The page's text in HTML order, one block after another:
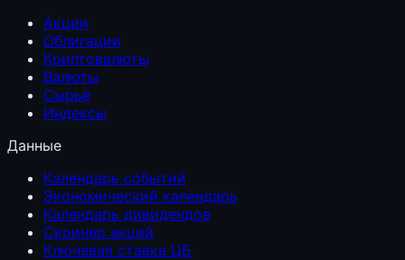
Акции
Облигации
Криптовалюты
Валюты
Сырьё
Индексы
Данные
Календарь событий
Экономический календарь
Календарь дивидендов
Скринер акций
Ключевая ставка ЦБ